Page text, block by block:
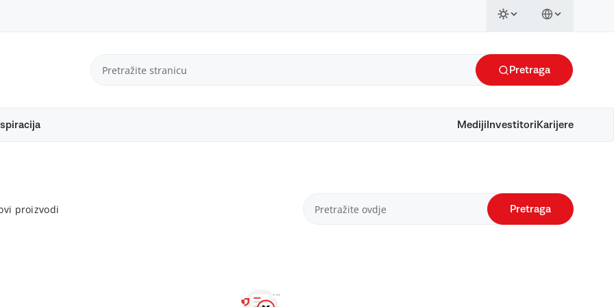
Pretraga
Mediji Investitori Karijere
proizvodi Pretraga